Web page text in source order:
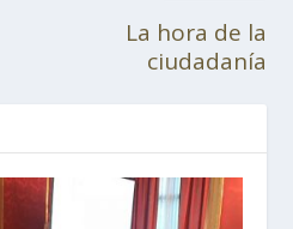
La hora de la
ciudadanía